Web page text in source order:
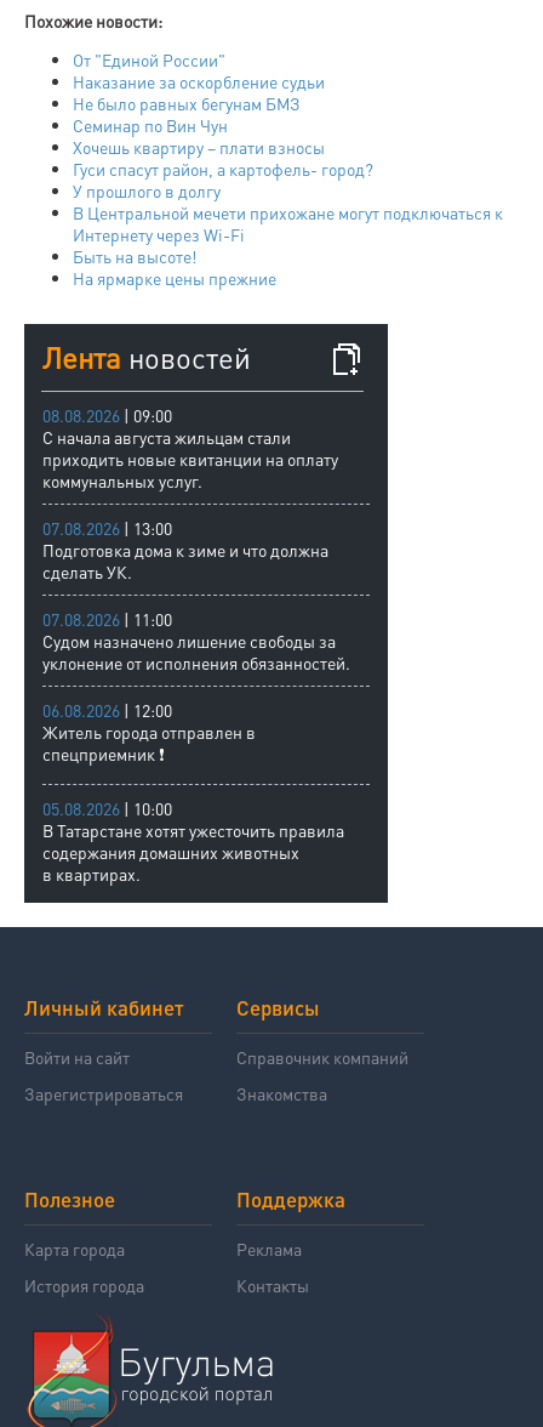
Похожие новости:
От "Единой России"
Наказание за оскорбление судьи
Не было равных бегунам БМЗ
Семинар по Вин Чун
Хочешь квартиру – плати взносы
Гуси спасут район, а картофель- город?
У прошлого в долгу
В Центральной мечети прихожане могут подключаться к
Интернету через Wi-Fi
Быть на высоте!
На ярмарке цены прежние
Лента новостей
08.08.2026 | 09:00
С начала августа жильцам стали
приходить новые квитанции на оплату
коммунальных услуг.
07.08.2026 | 13:00
Подготовка дома к зиме и что должна
сделать УК.
07.08.2026 | 11:00
Судом назначено лишение свободы за
уклонение от исполнения обязанностей.
06.08.2026 | 12:00
Житель города отправлен в
спецприемник ❗
05.08.2026 | 10:00
В Татарстане хотят ужесточить правила
содержания домашних животных
в квартирах.
Личный кабинет
Войти на сайт
Зарегистрироваться
Сервисы
Справочник компаний
Знакомства
Полезное
Карта города
История города
Поддержка
Реклама
Контакты